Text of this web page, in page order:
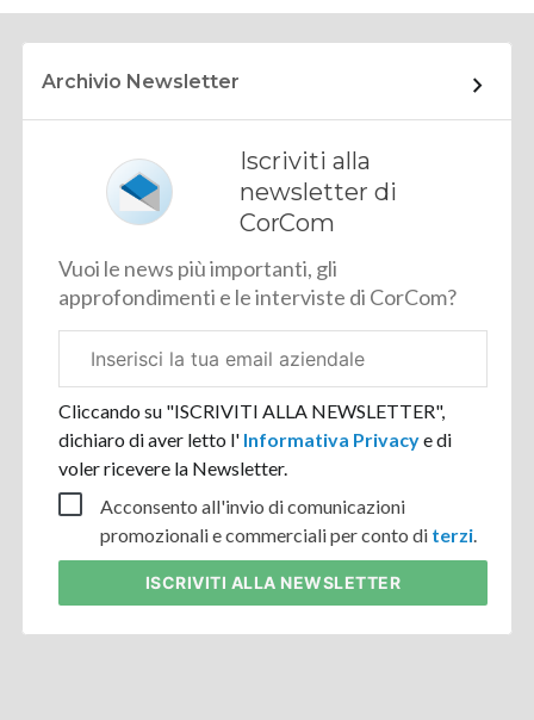
Archivio Newsletter
Iscriviti alla
newsletter di
CorCom
Vuoi le news più importanti, gli
approfondimenti e le interviste di CorCom?
aziendale
Cliccando su "ISCRIVITI ALLA NEWSLETTER",
dichiaro di aver letto l' Informativa Privacye di
voler ricevere la Newsletter.
Acconsento all'invio di comunicazioni
promozionali e commerciali per conto di terzi
ISCRIVITI ALLA NEWSLETTER